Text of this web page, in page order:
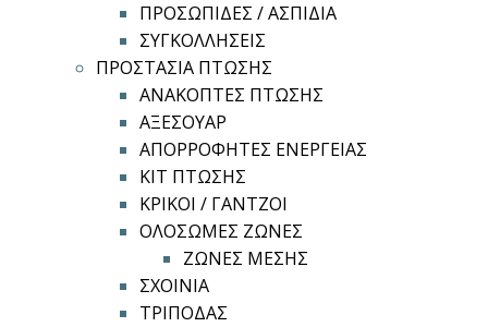
ΠΡΟΣΩΠΙΔΕΣ / ΑΣΠΙΔΙΑ
ΣΥΓΚΟΛΛΗΣΕΙΣ
ΠΡΟΣΤΑΣΙΑ ΠΤΩΣΗΣ
ΑΝΑΚΟΠΤΕΣ ΠΤΩΣΗΣ
ΑΞΕΣΟΥΑΡ
ΑΠΟΡΡΟΦΗΤΕΣ ΕΝΕΡΓΕΙΑΣ
ΚΙΤ ΠΤΩΣΗΣ
ΚΡΙΚΟΙ / ΓΑΝΤΖΟΙ
ΟΛΟΣΩΜΕΣ ΖΩΝΕΣ
ΖΩΝΕΣ ΜΕΣΗΣ
ΣΧΟΙΝΙΑ
ΤΡΙΠΟΔΑΣ